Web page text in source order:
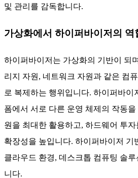
및 관리를 감독합니다.
가상화에서 하이퍼바이저의 역
하이퍼바이저는 가상화의 기반이 되
리지 자원, 네트워크 자원과 같은 컴
로 복제하는 행위입니다. 하이퍼바이
폼에서 서로 다른 운영 체제의 작동
원을 최대한 활용하고, 하드웨어 투
확장성을 높입니다. 하이퍼바이저 기
클라우드 환경, 데스크톱 컴퓨팅 솔
니다.